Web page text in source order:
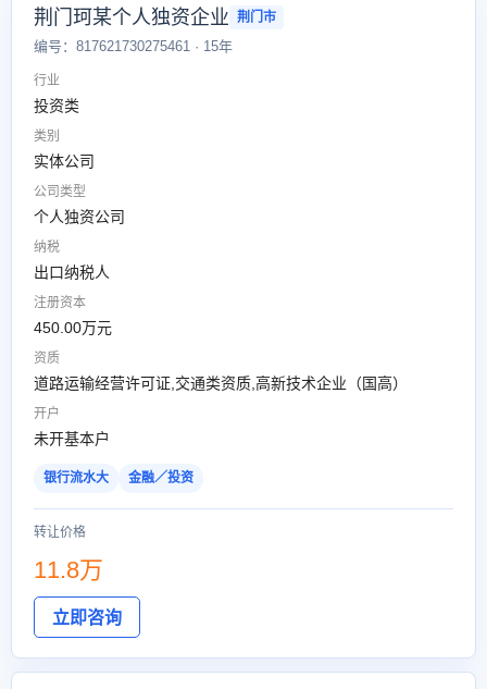
荆门珂某个人独资企业 荆门市
编号：817621730275461 · 15年
行业
投资类
类别
实体公司
公司类型
个人独资公司
纳税
出口纳税人
注册资本
450.00万元
资质
道路运输经营许可证,交通类资质,高新技术企业（国高）
开户
未开基本户
银行流水大 金融／投资
转让价格
11.8万
立即咨询